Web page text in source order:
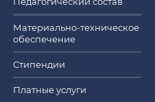
Материально-техническое
обеспечение
Стипендии
Платные услуги